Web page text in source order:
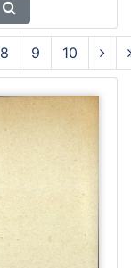
8 9 10